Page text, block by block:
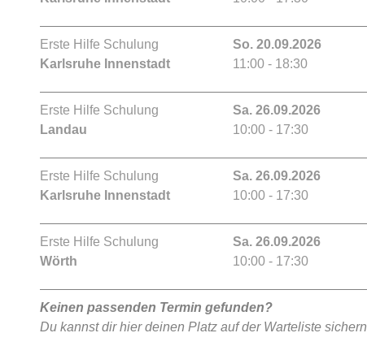
Erste Hilfe Schulung
Karlsruhe Innenstadt
So. 20.09.2026
11:00 - 18:30
Erste Hilfe Schulung
Landau
Sa. 26.09.2026
10:00 - 17:30
Erste Hilfe Schulung
Karlsruhe Innenstadt
Sa. 26.09.2026
10:00 - 17:30
Erste Hilfe Schulung
Wörth
Sa. 26.09.2026
10:00 - 17:30
Keinen passenden Termin gefunden?
Du kannst dir hier deinen Platz auf der Warteliste sichern